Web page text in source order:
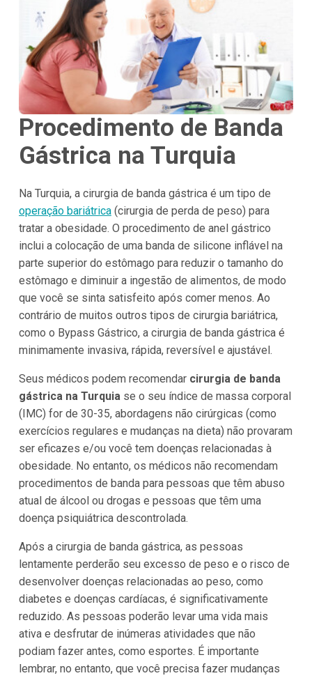
Procedimento de Banda
Gástrica na Turquia
Na Turquia, a cirurgia de banda gástrica é um tipo de
operação bariátrica(cirurgia de perda de peso) para
tratar a obesidade. O procedimento de anel gástrico
inclui a colocação de uma banda de silicone inflável na
parte superior do estômago para reduzir o tamanho do
estômago e diminuir a ingestão de alimentos, de modo
que você se sinta satisfeito após comer menos. Ao
contrário de muitos outros tipos de cirurgia bariátrica,
como o Bypass Gástrico, a cirurgia de banda gástrica é
minimamente invasiva, rápida, reversível e ajustável.
Seus médicos podem recomendar cirurgia de banda
gástrica na Turquia se o seu índice de massa corporal
(IMC) for de 30-35, abordagens não cirúrgicas (como
exercícios regulares e mudanças na dieta) não provaram
ser eficazes e/ou você tem doenças relacionadas à
obesidade. No entanto, os médicos não recomendam
procedimentos de banda para pessoas que têm abuso
atual de álcool ou drogas e pessoas que têm uma
doença psiquiátrica descontrolada.
Após a cirurgia de banda gástrica, as pessoas
lentamente perderão seu excesso de peso e o risco de
desenvolver doenças relacionadas ao peso, como
diabetes e doenças cardíacas, é significativamente
reduzido. As pessoas poderão levar uma vida mais
ativa e desfrutar de inúmeras atividades que não
podiam fazer antes, como esportes. É importante
lembrar, no entanto, que você precisa fazer mudanças